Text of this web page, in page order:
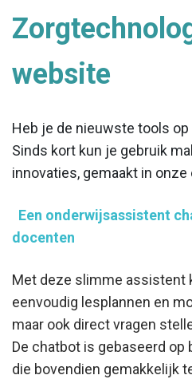
website
Heb je de nieuwste tools op
Sinds kort kun je gebruik
innovaties, gemaakt in
Een onderwijsassistent
docenten
Met deze slimme assistent
eenvoudig lesplannen en
maar ook direct vragen
De chatbot is gebaseerd op
die bovendien gemakkelijk